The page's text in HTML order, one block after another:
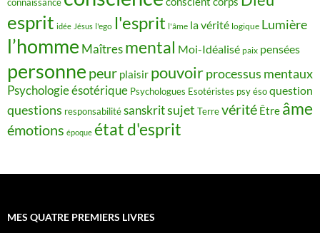
esprit idée Jésus l'ego l'esprit l'âme la vérité logique Lumière
l’homme Maîtres mental Moi-Idéalisé paix pensées
personne peur plaisir pouvoirprocessus mentaux
Psychologie ésotérique Psychologues Esotéristes psy ésoquestion
questions responsabilitésanskritsujet Terrevérité Être âme
émotions époque état d'esprit
MES QUATRE PREMIERS LIVRES